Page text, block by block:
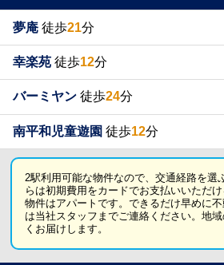
夢庵 徒歩21分
幸楽苑 徒歩12分
バーミヤン 徒歩24分
南平和児童遊園 徒歩12分
2駅利用可能な物件なので、交通経路を選
らは初期費用をカードでお支払いいただ
物件はアパートです。できるだけ早めに
は当社スタッフまでご連絡ください。地
くお届けします。